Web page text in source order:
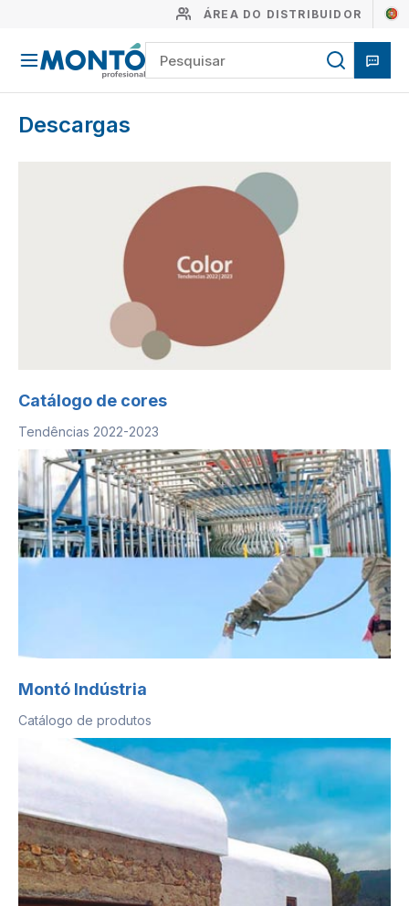
ÁREA DO DISTRIBUIDOR
Descargas
Catálogo de cores
Tendências 2022-2023
Montó Indústria
Catálogo de produtos